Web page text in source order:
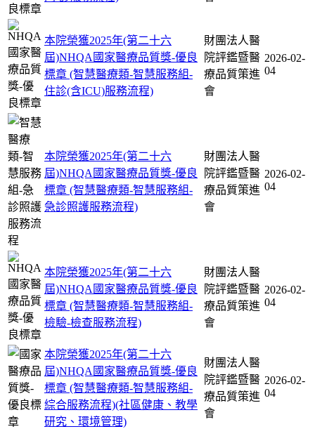
本院榮獲2025年(第二十六
屆)NHQA國家醫療品質獎-優良
標章 (智慧醫療類-智慧服務組-
住診(含ICU)服務流程)
財團法人醫
院評鑑暨醫
療品質策進
會
2026-02-
04
本院榮獲2025年(第二十六
屆)NHQA國家醫療品質獎-優良
標章 (智慧醫療類-智慧服務組-
急診照護服務流程)
財團法人醫
院評鑑暨醫
療品質策進
會
2026-02-
04
本院榮獲2025年(第二十六
屆)NHQA國家醫療品質獎-優良
標章 (智慧醫療類-智慧服務組-
檢驗-檢查服務流程)
財團法人醫
院評鑑暨醫
療品質策進
會
2026-02-
04
本院榮獲2025年(第二十六
屆)NHQA國家醫療品質獎-優良
標章 (智慧醫療類-智慧服務組-
綜合服務流程)(社區健康、教學
研究、環境管理)
財團法人醫
院評鑑暨醫
療品質策進
會
2026-02-
04